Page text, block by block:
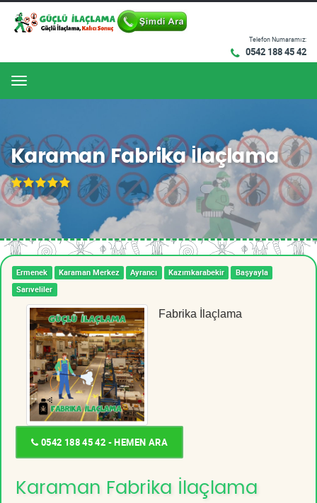
Telefon Numaramız:
0542 188 45 42
Menu
Karaman Fabrika İlaçlama
Ermenek Karaman Merkez Ayrancı Kazımkarabekir
Başyayla
Sarıveliler
Fabrika İlaçlama
0542 188 45 42 - HEMEN ARA
Karaman Fabrika İlaçlama